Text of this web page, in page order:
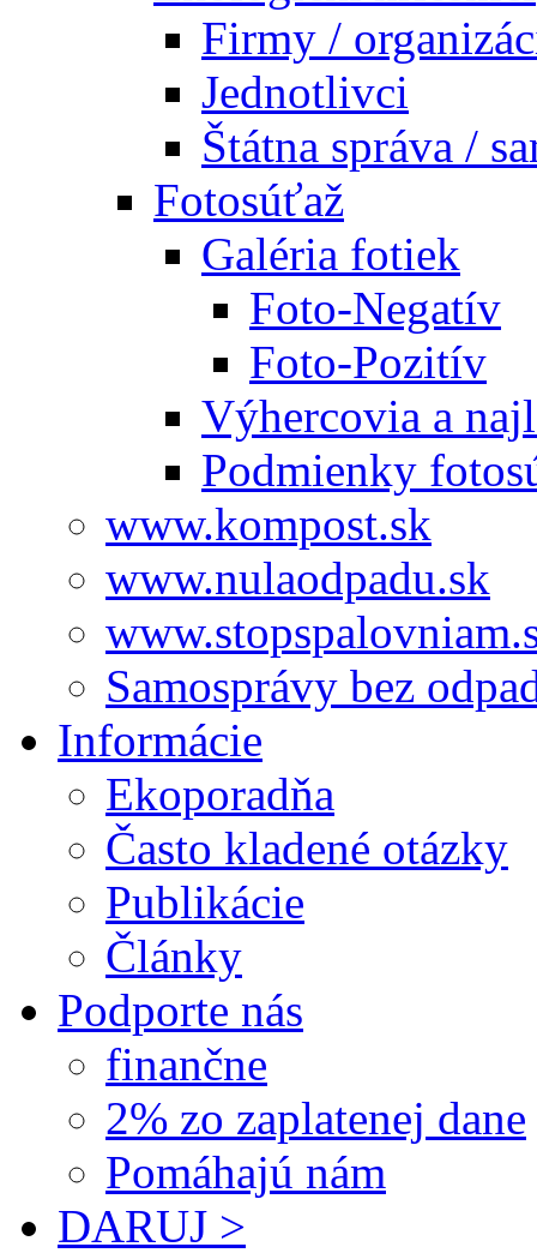
Firmy /
Jednotlivci
Štátna správa /
Fotosúťaž
Galéria fotiek
Foto-Negatív
Foto-Pozitív
Výhercovia a
Podmienky
www.kompost.sk
www.nulaodpadu.sk
Samosprávy bez
Informácie
Ekoporadňa
Často kladené otázky
Publikácie
Články
Podporte nás
finančne
2% zo zaplatenej dane
Pomáhajú nám
DARUJ >